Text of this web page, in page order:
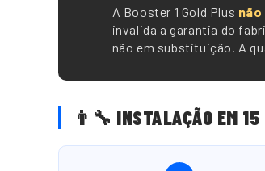
A Booster 1 Gold Plus
invalida a garantia do
não em substituição. A
👨🔧 INSTALAÇÃO EM 15